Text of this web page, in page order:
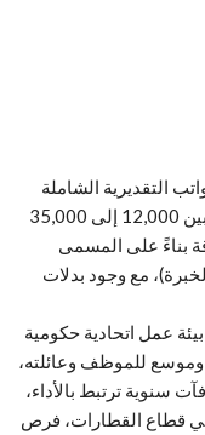
التقديرية الشاملة
للوظائف الفنية والتشغيلية المذكورة بين 12,000 إلى 35,000
بناءً على المسمى
مع وجود بدلات
عمل اتحادية حكومية
للموظف وعائلته،
سنوية ترتبط بالأداء،
قطاع القطارات، فرص